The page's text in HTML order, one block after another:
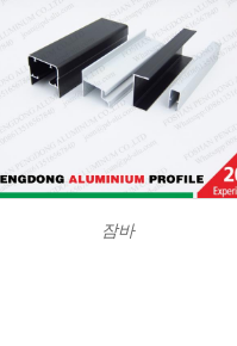
잠바